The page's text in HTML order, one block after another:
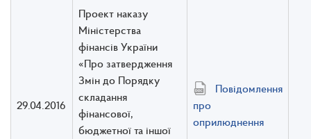
29.04.2016
Проект наказу
Міністерства
фінансів України
«Про затвердження
Змін до Порядку
складання
фінансової,
бюджетної та іншої
Повідомлення
про
оприлюднення